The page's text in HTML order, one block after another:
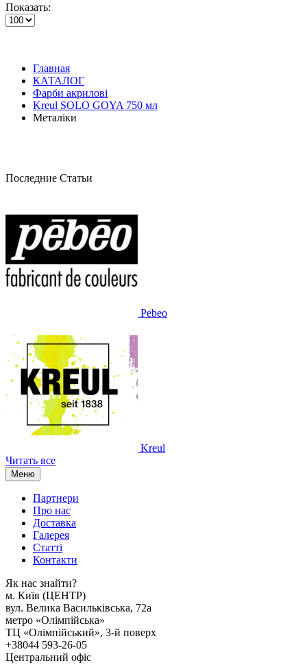
Показать:
Главная
КАТАЛОГ
Фарби акрилові
Kreul SOLO GOYA 750 мл
Металіки
Последние Статьи
Pebeo
Kreul
Читать все
Меню
Партнери
Про нас
Доставка
Галерея
Статтi
Контакти
Як наc знайти?
м. Киïв (ЦЕНТР)
вул. Велика Васильківська, 72а
метро «Олімпійська»
ТЦ «Олімпійський», 3-й поверх
+38044 593-26-05
Центральний офіс